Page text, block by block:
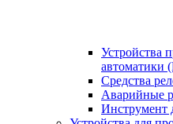
Устройства
автоматики
Средства
Аварийные
Инструмент